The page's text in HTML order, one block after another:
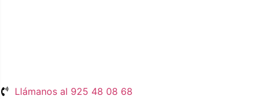
Llámanos al 925 48 08 68